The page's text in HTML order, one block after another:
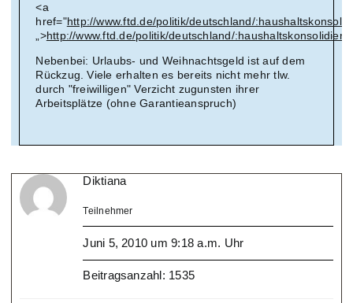
<a
href="http://www.ftd.de/politik/deutschland/
„>http://www.ftd.de/politik/deutschland/
Nebenbei: Urlaubs- und Weihnachtsgeld ist auf dem
Rückzug. Viele erhalten es bereits nicht mehr tlw.
durch "freiwilligen" Verzicht zugunsten ihrer
Arbeitsplätze (ohne Garantieanspruch)
Diktiana
Teilnehmer
Juni 5, 2010 um 9:18 a.m. Uhr
Beitragsanzahl: 1535